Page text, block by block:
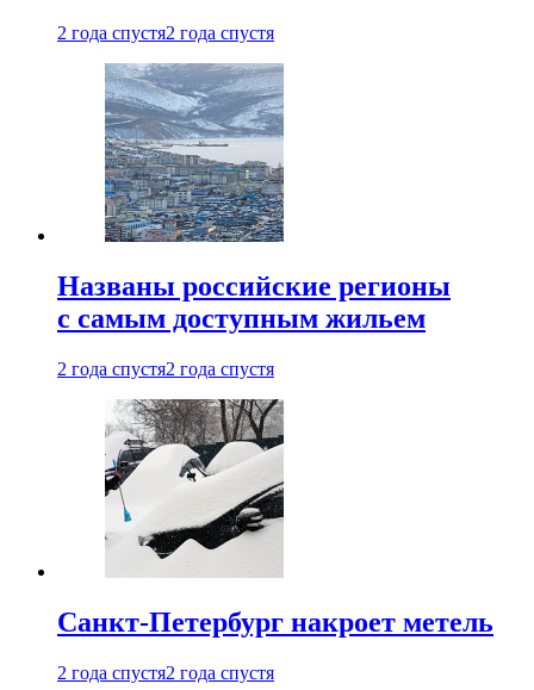
2 года спустя2 года спустя
Названы российские регионы
с самым доступным жильем
2 года спустя2 года спустя
Санкт-Петербург накроет метель
2 года спустя2 года спустя